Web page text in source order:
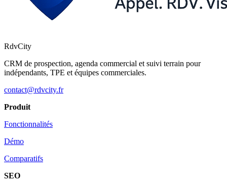
RdvCity
CRM de prospection, agenda commercial et suivi terrain pour
indépendants, TPE et équipes commerciales.
contact@rdvcity.fr
Produit
Fonctionnalités
Démo
Comparatifs
SEO